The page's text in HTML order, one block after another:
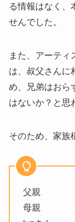
る情報はなく、
せんでした。
また、アーティ
は、叔父さんに
め、兄弟はおら
はないか？と思
そのため、家族
父親
母親